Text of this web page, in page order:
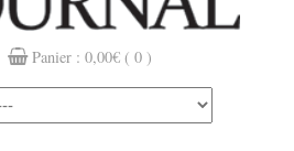
Panier : 0,00€ ( 0 )